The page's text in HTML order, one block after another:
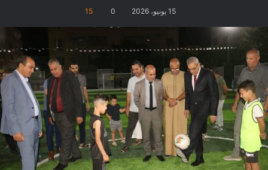
15 يونيو، 2026 0
15